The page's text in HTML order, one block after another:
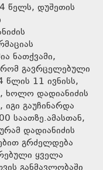
წელს, დუშეთის
ნათქვამი,
რომ გავრცელებული
11 ივნისს,
ხოლო დადიანიძის
გაუჩინარდა
საათზე.ამასთან,
დადიანიძის
გრძელდება
ყველა